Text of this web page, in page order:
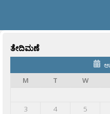
ತೇದಿಮಣೆ
M
T W
3
4 5